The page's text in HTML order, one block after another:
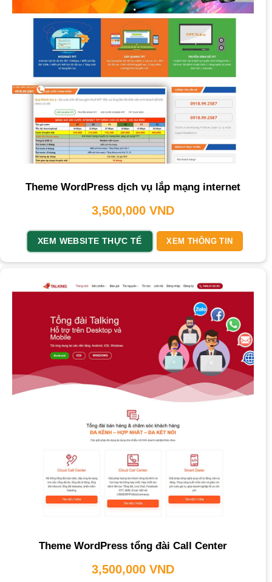
Theme WordPress dịch vụ lắp mạng internet
3,500,000 VND
XEM WEBSITE THỰC TẾ XEM THÔNG TIN
Theme WordPress tổng đài Call Center
3,500,000 VND